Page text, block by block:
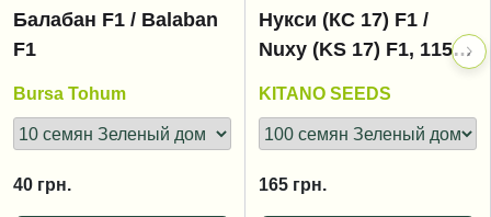
Балабан F1 / Balaban
F1
Bursa Tohum
40 грн.
Нукси (КС 17) F1 /
Nuxy (KS 17) F1, 115-
KITANO SEEDS
165 грн.